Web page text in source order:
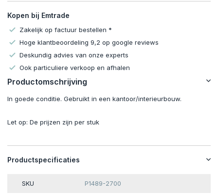
Kopen bij Emtrade
Zakelijk op factuur bestellen *
Hoge klantbeoordeling 9,2 op google reviews
Deskundig advies van onze experts
Ook particuliere verkoop en afhalen
Productomschrijving
In goede conditie. Gebruikt in een kantoor/interieurbouw.
Let op: De prijzen zijn per stuk
Productspecificaties
SKU P1489-2700